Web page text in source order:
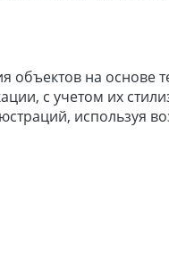
объектов на
с учетом их
используя